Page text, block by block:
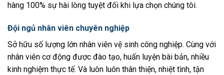
hàng 100% sự hài lòng tuyệt đối khi lựa chọn chúng tôi.
Đội ngủ nhân viên chuyên nghiệp
Sở hữu số lượng lớn nhân viên vệ sinh công nghiệp. Cùng với
nhân viên cơ động được đào tạo, huấn luyện bài bản, nhiều
kinh nghiệm thực tế. Và luôn luôn thân thiện, nhiệt tình, tận